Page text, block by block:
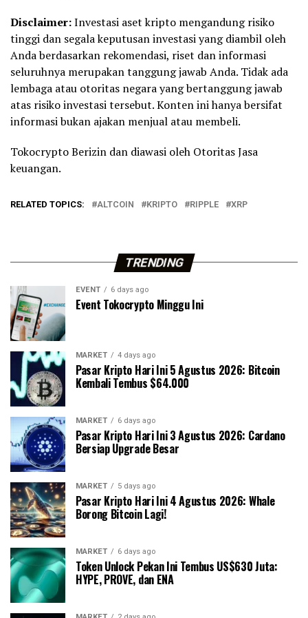
Disclaimer:Investasi aset kripto mengandung risiko
tinggi dan segala keputusan investasi yang diambil oleh
Anda berdasarkan rekomendasi, riset dan informasi
seluruhnya merupakan tanggung jawab Anda. Tidak ada
lembaga atau otoritas negara yang bertanggung jawab
atas risiko investasi tersebut. Konten ini hanya bersifat
informasi bukan ajakan menjual atau membeli.
Tokocrypto Berizin dan diawasi oleh Otoritas Jasa
keuangan.
RELATED TOPICS: ALTCOIN KRIPTO RIPPLE XRP
TRENDING
EVENT 6 days ago
Event Tokocrypto Minggu Ini
MARKET 4 days ago
Pasar Kripto Hari Ini 5 Agustus 2026: Bitcoin
Kembali Tembus $64.000
MARKET 6 days ago
Pasar Kripto Hari Ini 3 Agustus 2026: Cardano
Bersiap Upgrade Besar
MARKET 5 days ago
Pasar Kripto Hari Ini 4 Agustus 2026: Whale
Borong Bitcoin Lagi!
MARKET 6 days ago
Token Unlock Pekan Ini Tembus US$630 Juta:
HYPE, PROVE, dan ENA